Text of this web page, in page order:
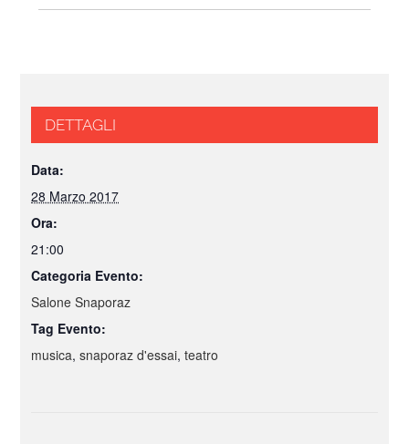
DETTAGLI
Data:
28 Marzo 2017
Ora:
21:00
Categoria Evento:
Salone Snaporaz
Tag Evento:
musica,snaporaz d'essai,teatro